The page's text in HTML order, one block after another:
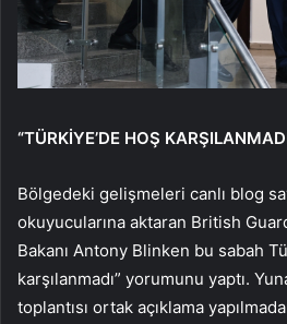
“TÜRKİYE’DE HOŞ
Bölgedeki gelişmeleri canlı blog
okuyucularına aktaran British
Bakanı Antony Blinken bu sabah
karşılanmadı” yorumunu yaptı.
toplantısı ortak açıklama